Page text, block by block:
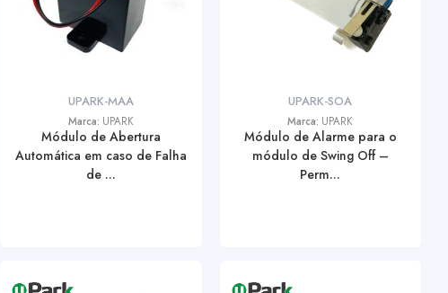
UPARK-MAA
Marca: UPARK
Módulo de Abertura
Automática em caso de Falha
de ...
UPARK-SOA
Marca: UPARK
Módulo de Alarme para o
módulo de Swing Off –
Perm...